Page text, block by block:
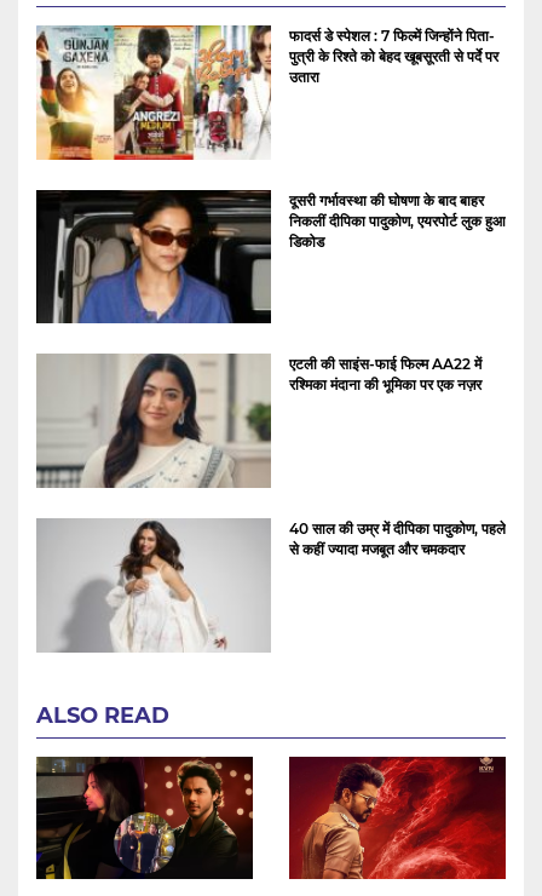
फादर्स डे स्पेशल : 7 फिल्में जिन्होंने पिता-
पुत्री के रिश्ते को बेहद खूबसूरती से पर्दे पर
उतारा
दूसरी गर्भावस्था की घोषणा के बाद बाहर
निकलीं दीपिका पादुकोण, एयरपोर्ट लुक हुआ
डिकोड
एटली की साइंस-फाई फिल्म AA22 में
रश्मिका मंदाना की भूमिका पर एक नज़र
40 साल की उम्र में दीपिका पादुकोण, पहले
से कहीं ज्यादा मजबूत और चमकदार
ALSO READ